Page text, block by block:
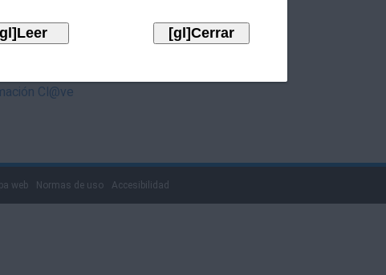
Cl@ve
web Normas de uso Accesibilidad